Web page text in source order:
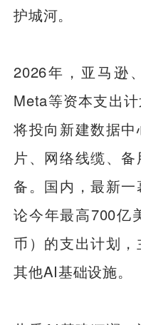
护城河。
2026年，亚马逊
Meta等资本支出
将投向新建数据
片、网络线缆、
备。国内，最新
论今年最高700亿
币）的支出计划
其他AI基础设施。